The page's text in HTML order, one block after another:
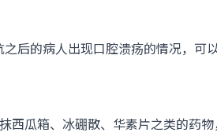
的病人出现口腔溃疡的情况，可以
瓜箱、冰硼散、华素片之类的药物